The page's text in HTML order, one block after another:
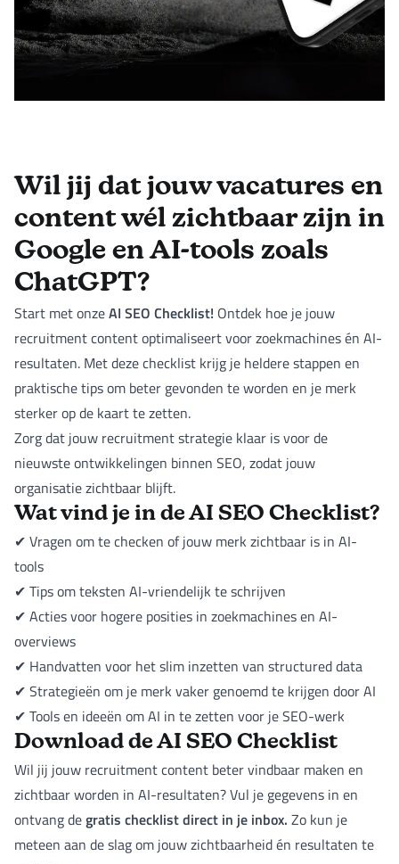
Wil jij dat jouw vacatures en
content wél zichtbaar zijn in
Google en AI-tools zoals
ChatGPT?
Start met onzeAI SEO Checklist! Ontdek hoe je jouw
recruitment content optimaliseert voor zoekmachines én AI-
resultaten. Met deze checklist krijg je heldere stappen en
praktische tips om beter gevonden te worden en je merk
sterker op de kaart te zetten.
Zorg dat jouw recruitment strategie klaar is voor de
nieuwste ontwikkelingen binnen SEO, zodat jouw
organisatie zichtbaar blijft.
Wat vind je in de AI SEO Checklist?
✔ Vragen om te checken of jouw merk zichtbaar is in AI-
tools
✔ Tips om teksten AI-vriendelijk te schrijven
✔ Acties voor hogere posities in zoekmachines en AI-
overviews
✔ Handvatten voor het slim inzetten van structured data
✔ Strategieën om je merk vaker genoemd te krijgen door AI
✔ Tools en ideeën om AI in te zetten voor je SEO-werk
Download de AI SEO Checklist
Wil jij jouw recruitment content beter vindbaar maken en
zichtbaar worden in AI-resultaten? Vul je gegevens in en
ontvang degratis checklist direct in je inbox. Zo kun je
meteen aan de slag om jouw zichtbaarheid én resultaten te